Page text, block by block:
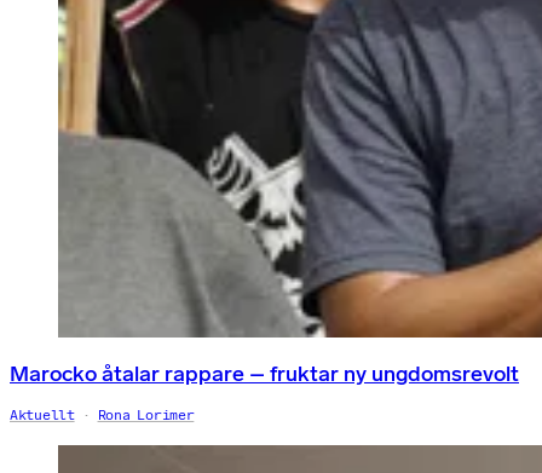
Marocko åtalar rappare – fruktar ny ungdomsrevolt
Aktuellt Rona Lorimer